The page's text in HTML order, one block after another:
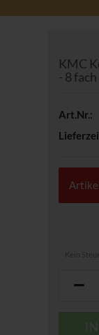
KMC
- 8 fach
Art.Nr.: